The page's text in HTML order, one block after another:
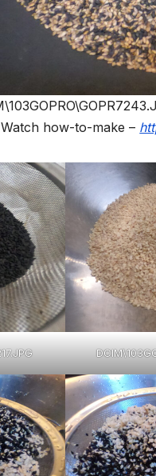
how-to-make –